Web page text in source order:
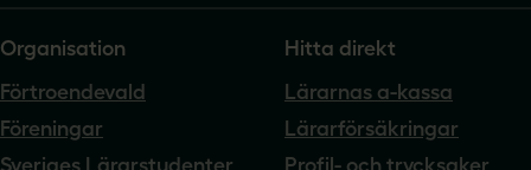
Organisation
Förtroendevald
Föreningar
Sveriges Lärarstudenter
Hitta direkt
Lärarnas a-kassa
Lärarförsäkringar
Profil- och trycksaker